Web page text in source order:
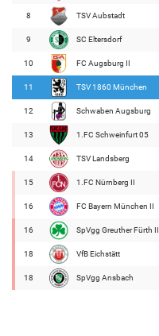
8 TSV Aubstadt
9 SC Eltersdorf
10 FC Augsburg II
11 TSV 1860 München
12 Schwaben Augsburg
13 1.FC Schweinfurt 05
14 TSV Landsberg
15 1.FC Nürnberg II
16 FC Bayern München II
16 SpVgg Greuther Fürth II
18 VfB Eichstätt
18 SpVgg Ansbach